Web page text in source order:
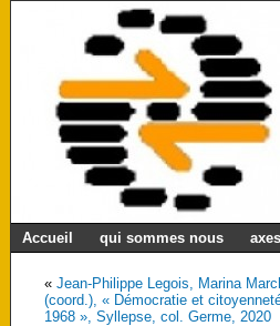
Accueil qui sommes nous
« Jean-Philippe Legois, Marina
(coord.), « Démocratie et
1968 », Syllepse, col. Germe, 2020